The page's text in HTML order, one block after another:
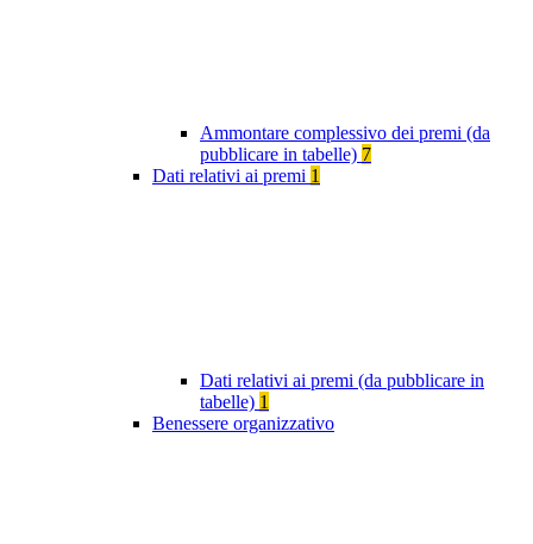
Ammontare complessivo dei premi (da
pubblicare in tabelle) 7
Dati relativi ai premi 1
Dati relativi ai premi (da pubblicare in
tabelle) 1
Benessere organizzativo